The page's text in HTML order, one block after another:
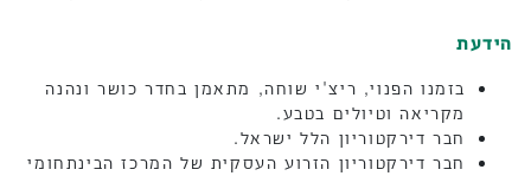
הידעת
בזמנו הפנוי, ריצ'י שוחה, מתאמן בחדר כושר ונהנה
מקריאה וטיולים בטבע.
חבר דירקטוריון הלל ישראל.
חבר דירקטוריון הזרוע העסקית של המרכז הבינתחומי